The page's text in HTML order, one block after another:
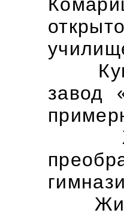
завод